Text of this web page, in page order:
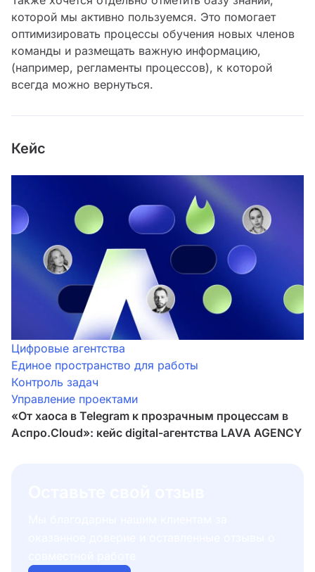
которой мы активно пользуемся. Это помогает
оптимизировать процессы обучения новых членов
команды и размещать важную информацию,
(например, регламенты процессов), к которой
всегда можно вернуться.
Кейс
Цифровые агентства
Единое пространство для работы
Контроль задач
Управление проектами
«От хаоса в Telegram к прозрачным процессам в
Аспро.Cloud»: кейс digital-агентства LAVA AGENCY